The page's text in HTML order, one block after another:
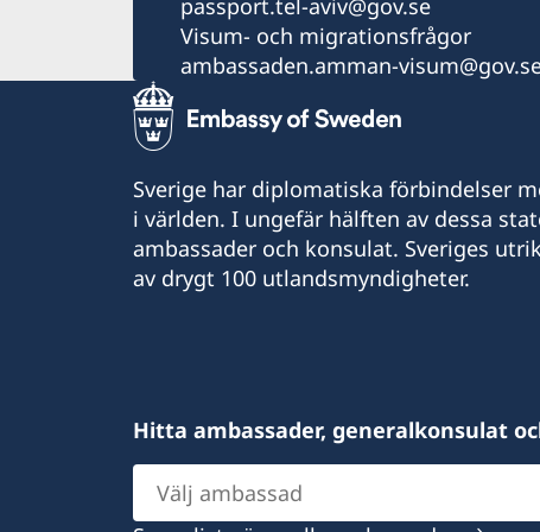
Visum- och migrationsfrågor
ambassaden.amman-
Sverige har diplomatiska förbindelser
i världen. I ungefär hälften av dessa
ambassader och konsulat. Sveriges
av drygt 100 utlandsmyndigheter.
Hitta ambassader, generalkonsulat
Välj
ambassad